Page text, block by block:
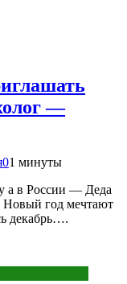
—
01 минуты
а в России — Деда
Новый год мечтают
декабрь….